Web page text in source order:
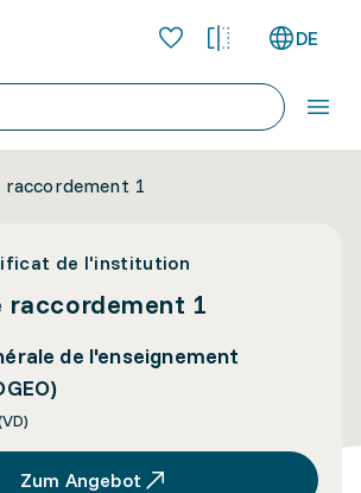
DE
raccordement 1
de l'institution
raccordement 1
de l'enseignement
Zum Angebot